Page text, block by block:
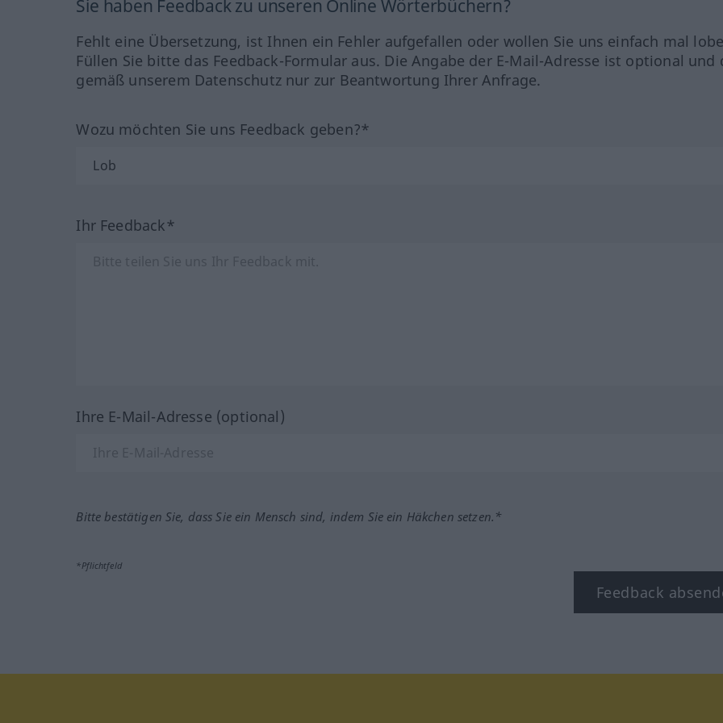
Sie haben Feedback zu unseren Online Wörterbüchern?
Fehlt eine Übersetzung, ist Ihnen ein Fehler aufgefallen oder wollen Sie uns einfach mal
Füllen Sie bitte das Feedback-Formular aus. Die Angabe der E-Mail-Adresse ist optional und
gemäß unserem Datenschutz nur zur Beantwortung Ihrer Anfrage.
Wozu möchten Sie uns Feedback geben?*
Ihr Feedback*
Ihre E-Mail-Adresse (optional)
Bitte bestätigen Sie, dass Sie ein Mensch sind, indem Sie ein Häkchen setzen.*
*Pflichtfeld
Feedback